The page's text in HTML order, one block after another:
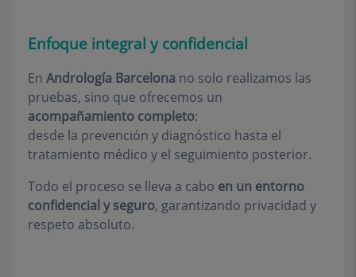
Enfoque integral y confidencial
En Andrología Barcelona no solo realizamos las
pruebas, sino que ofrecemos un
acompañamiento completo:
desde la prevención y diagnóstico hasta el
tratamiento médico y el seguimiento posterior.
Todo el proceso se lleva a cabo en un entorno
confidencial y seguro, garantizando privacidad y
respeto absoluto.